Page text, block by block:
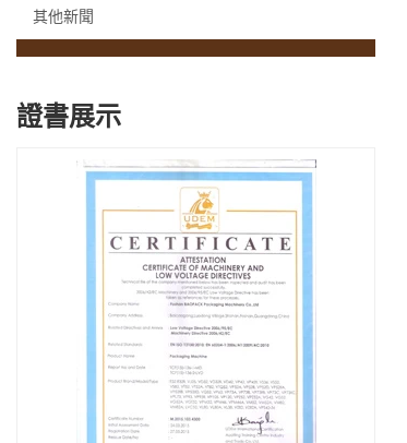
其他新聞
證書展示